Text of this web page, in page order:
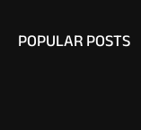
POPULAR POSTS